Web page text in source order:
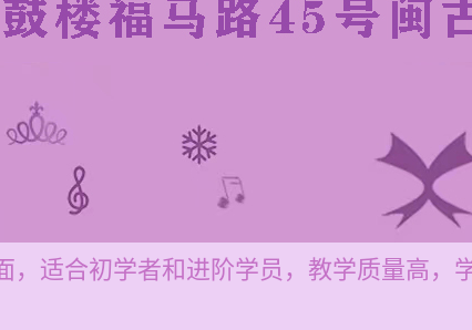
适合初学者和进阶学员，教学质量高，